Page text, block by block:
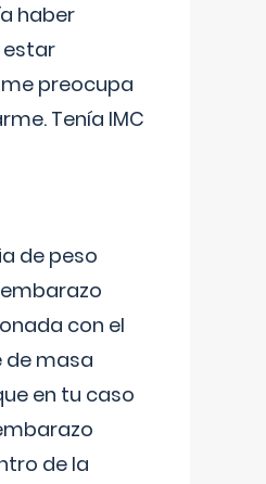
haber
estar
preocupa
Tenía IMC
de peso
con el
de masa
en tu caso
de la